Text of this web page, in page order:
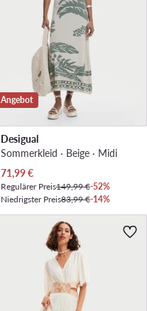
Angebot
Desigual
Sommerkleid · Beige · Midi
Aktueller Preis
71,99€
Regulärer Preis149,99 €-52%
Niedrigster Preis83,99 €-14%